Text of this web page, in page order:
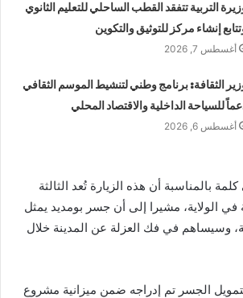
التربية تتفقد القطب الساحلي للتعليم الثانوي
إنشاء مركز للتوثيق والتكوين
أغسطس 7, 2026
الثقافة: برنامج وطني لتنشيط الموسم الثقافي
للسياحة الداخلية والاقتصاد المحلي
أغسطس 6, 2026
بالمناسبة أن هذه الزيارة تُعد الثالثة
في الولاية، مشيرا إلى أن جسر بومديد يمثل
وسيساهم في فك العزلة عن المدينة خلال
الجسر تم إدراجه ضمن ميزانية مشروع